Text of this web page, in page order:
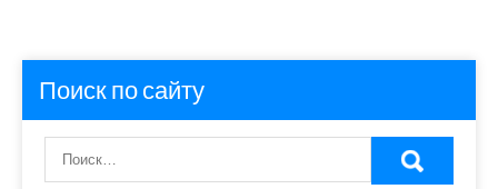
Поиск по сайту